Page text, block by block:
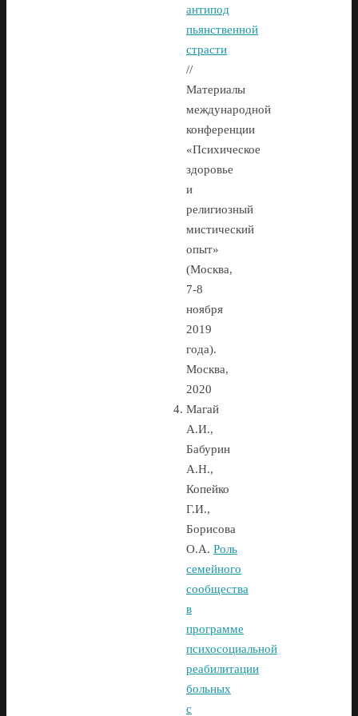
антипод
пьянственной
страсти
//
Материалы
международной
конференции
«Психическое
здоровье
и
религиозный
мистический
опыт»
(Москва,
7-8
ноября
2019
года).
Москва,
2020
Магай
А.И.,
Бабурин
А.Н.,
Копейко
Г.И.,
Борисова
О.А. Роль
семейного
сообщества
в
программе
психосоциальной
реабилитации
больных
с